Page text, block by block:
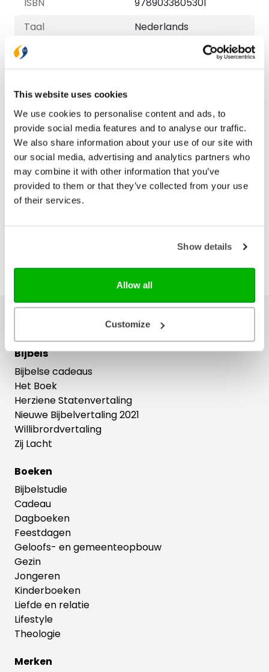
This website uses cookies
We use cookies to personalise content and ads, to
provide social media features and to analyse our traffic.
We also share information about your use of our site with
our social media, advertising and analytics partners who
may combine it with other information that you’ve
provided to them or that they’ve collected from your use
of their services.
Show details
Allow all
Customize
Taal
Nederlands
NUR-code
Druk
Verschijningsdatum
2026-10-30
Bezorging binnen 1–2 werkdagen
Gratis verzending vanaf € 20,-
Gratis retourneren
Ons hele assortiment
Bijbels
Bijbelse cadeaus
Het Boek
Herziene Statenvertaling
Nieuwe Bijbelvertaling 2021
Willibrordvertaling
Zij Lacht
Boeken
Bijbelstudie
Cadeau
Dagboeken
Feestdagen
Geloofs- en gemeenteopbouw
Gezin
Jongeren
Kinderboeken
Liefde en relatie
Lifestyle
Theologie
Merken